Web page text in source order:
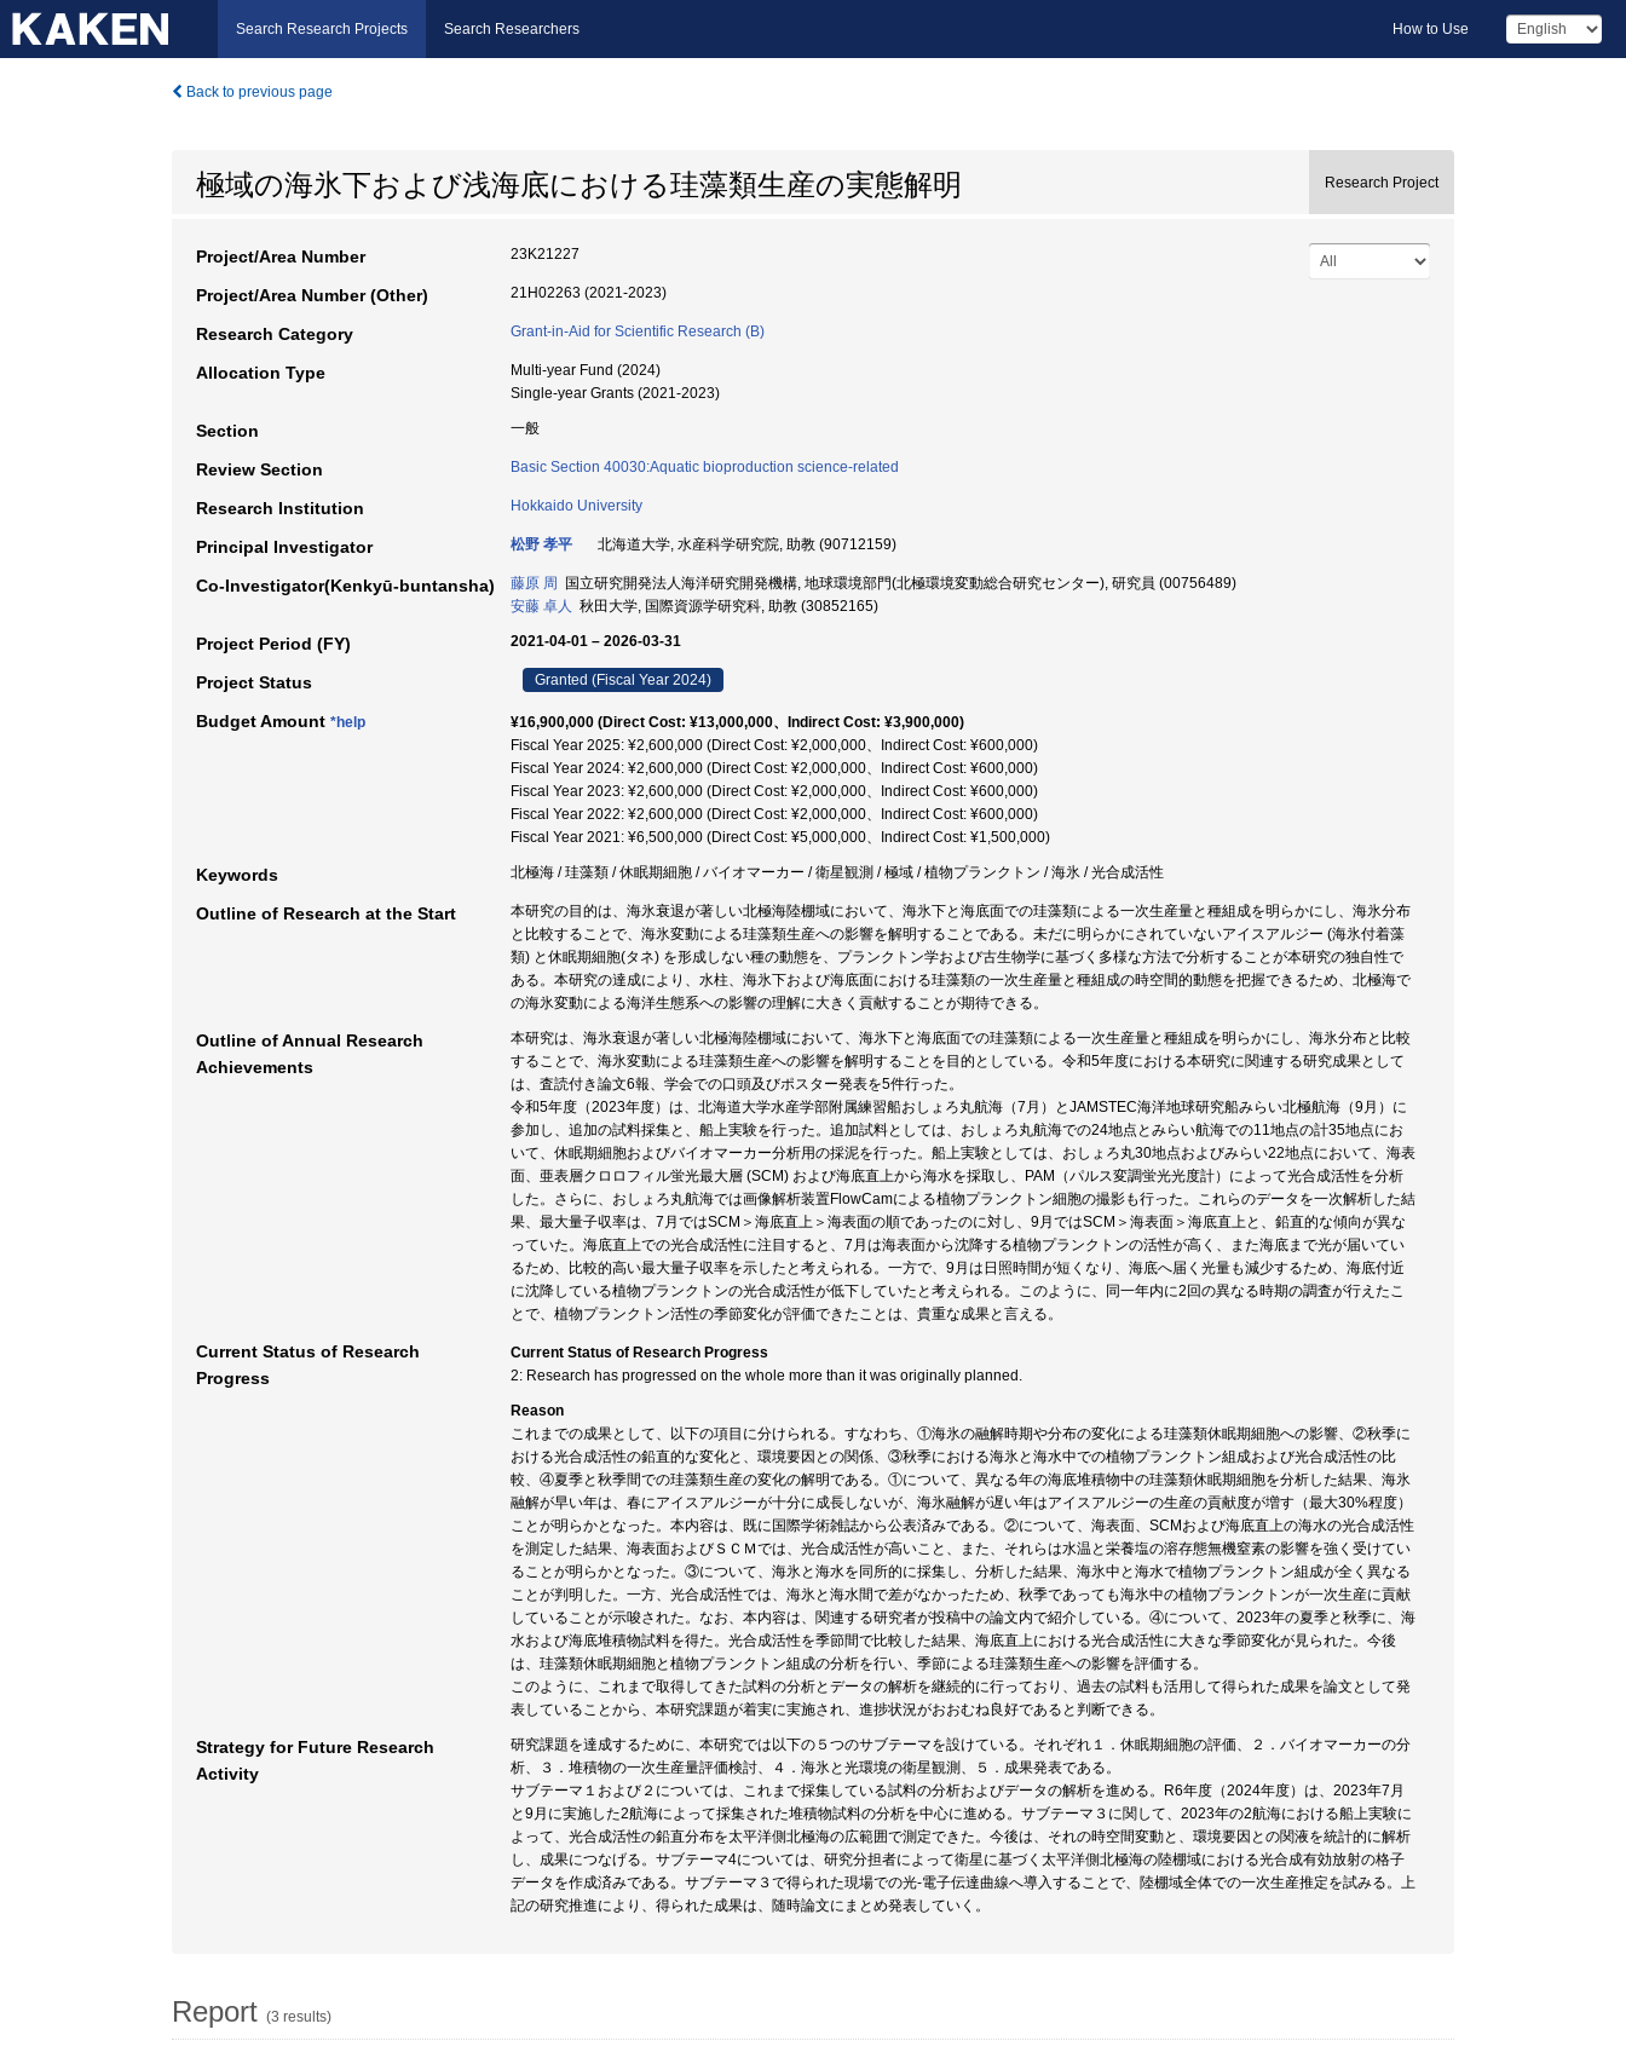
Search Research Projects Search Researchers How to Use
Back to previous page
極域の海氷下および浅海底における珪藻類生産の実態解明 Research Project
Project/Area Number 23K21227
Project/Area Number (Other) 21H02263 (2021-2023)
Research Category Grant-in-Aid for Scientific Research (B)
Allocation Type
Multi-year Fund (2024)
Single-year Grants (2021-2023)
Section 一般
Review Section Basic Section 40030:Aquatic bioproduction science-related
Research Institution Hokkaido University
Principal Investigator 松野 孝平 北海道大学, 水産科学研究院, 助教 (90712159)
Co-Investigator(Kenkyū-buntansha) 藤原 周
国立研究開発法人海洋研究開発機構, 地球環境部門(北極環境変動総合研究センター), 研究員 (00756489)
安藤 卓人 秋田大学, 国際資源学研究科, 助教 (30852165)
Project Period (FY) 2021-04-01 – 2026-03-31
Project Status Granted (Fiscal Year 2024)
Budget Amount *help
¥16,900,000 (Direct Cost: ¥13,000,000、Indirect Cost: ¥3,900,000)
Fiscal Year 2025: ¥2,600,000 (Direct Cost: ¥2,000,000、Indirect Cost: ¥600,000)
Fiscal Year 2024: ¥2,600,000 (Direct Cost: ¥2,000,000、Indirect Cost: ¥600,000)
Fiscal Year 2023: ¥2,600,000 (Direct Cost: ¥2,000,000、Indirect Cost: ¥600,000)
Fiscal Year 2022: ¥2,600,000 (Direct Cost: ¥2,000,000、Indirect Cost: ¥600,000)
Fiscal Year 2021: ¥6,500,000 (Direct Cost: ¥5,000,000、Indirect Cost: ¥1,500,000)
Keywords 北極海 / 珪藻類 / 休眠期細胞 / バイオマーカー / 衛星観測 / 極域 / 植物プランクトン / 海氷 / 光合成活性
Outline of Research at the Start
本研究の目的は、海氷衰退が著しい北極海陸棚域において、海氷下と海底面での珪藻類による一次生産量と種組成を明らかにし、海氷分布
と比較することで、海氷変動による珪藻類生産への影響を解明することである。未だに明らかにされていないアイスアルジー (海氷付着藻
類) と休眠期細胞(タネ) を形成しない種の動態を、プランクトン学および古生物学に基づく多様な方法で分析することが本研究の独自性で
ある。本研究の達成により、水柱、海氷下および海底面における珪藻類の一次生産量と種組成の時空間的動態を把握できるため、北極海で
の海氷変動による海洋生態系への影響の理解に大きく貢献することが期待できる。
Outline of Annual Research
Achievements
本研究は、海氷衰退が著しい北極海陸棚域において、海氷下と海底面での珪藻類による一次生産量と種組成を明らかにし、海氷分布と比較
することで、海氷変動による珪藻類生産への影響を解明することを目的としている。令和5年度における本研究に関連する研究成果として
は、査読付き論文6報、学会での口頭及びポスター発表を5件行った。
令和5年度（2023年度）は、北海道大学水産学部附属練習船おしょろ丸航海（7月）とJAMSTEC海洋地球研究船みらい北極航海（9月）に
参加し、追加の試料採集と、船上実験を行った。追加試料としては、おしょろ丸航海での24地点とみらい航海での11地点の計35地点にお
いて、休眠期細胞およびバイオマーカー分析用の採泥を行った。船上実験としては、おしょろ丸30地点およびみらい22地点において、海表
面、亜表層クロロフィル蛍光最大層 (SCM) および海底直上から海水を採取し、PAM（パルス変調蛍光光度計）によって光合成活性を分析
した。さらに、おしょろ丸航海では画像解析装置FlowCamによる植物プランクトン細胞の撮影も行った。これらのデータを一次解析した結
果、最大量子収率は、7月ではSCM＞海底直上＞海表面の順であったのに対し、9月ではSCM＞海表面＞海底直上と、鉛直的な傾向が異な
っていた。海底直上での光合成活性に注目すると、7月は海表面から沈降する植物プランクトンの活性が高く、また海底まで光が届いてい
るため、比較的高い最大量子収率を示したと考えられる。一方で、9月は日照時間が短くなり、海底へ届く光量も減少するため、海底付近
に沈降している植物プランクトンの光合成活性が低下していたと考えられる。このように、同一年内に2回の異なる時期の調査が行えたこ
とで、植物プランクトン活性の季節変化が評価できたことは、貴重な成果と言える。
Current Status of Research
Progress
Current Status of Research Progress
2: Research has progressed on the whole more than it was originally planned.
Reason
これまでの成果として、以下の項目に分けられる。すなわち、①海氷の融解時期や分布の変化による珪藻類休眠期細胞への影響、②秋季に
おける光合成活性の鉛直的な変化と、環境要因との関係、③秋季における海氷と海水中での植物プランクトン組成および光合成活性の比
較、④夏季と秋季間での珪藻類生産の変化の解明である。①について、異なる年の海底堆積物中の珪藻類休眠期細胞を分析した結果、海氷
融解が早い年は、春にアイスアルジーが十分に成長しないが、海氷融解が遅い年はアイスアルジーの生産の貢献度が増す（最大30%程度）
ことが明らかとなった。本内容は、既に国際学術雑誌から公表済みである。②について、海表面、SCMおよび海底直上の海水の光合成活性
を測定した結果、海表面およびＳＣＭでは、光合成活性が高いこと、また、それらは水温と栄養塩の溶存態無機窒素の影響を強く受けてい
ることが明らかとなった。③について、海氷と海水を同所的に採集し、分析した結果、海氷中と海水で植物プランクトン組成が全く異なる
ことが判明した。一方、光合成活性では、海氷と海水間で差がなかったため、秋季であっても海氷中の植物プランクトンが一次生産に貢献
していることが示唆された。なお、本内容は、関連する研究者が投稿中の論文内で紹介している。④について、2023年の夏季と秋季に、海
水および海底堆積物試料を得た。光合成活性を季節間で比較した結果、海底直上における光合成活性に大きな季節変化が見られた。今後
は、珪藻類休眠期細胞と植物プランクトン組成の分析を行い、季節による珪藻類生産への影響を評価する。
このように、これまで取得してきた試料の分析とデータの解析を継続的に行っており、過去の試料も活用して得られた成果を論文として発
表していることから、本研究課題が着実に実施され、進捗状況がおおむね良好であると判断できる。
Strategy for Future Research
Activity
研究課題を達成するために、本研究では以下の５つのサブテーマを設けている。それぞれ１．休眠期細胞の評価、２．バイオマーカーの分
析、３．堆積物の一次生産量評価検討、４．海氷と光環境の衛星観測、５．成果発表である。
サブテーマ１および２については、これまで採集している試料の分析およびデータの解析を進める。R6年度（2024年度）は、2023年7月
と9月に実施した2航海によって採集された堆積物試料の分析を中心に進める。サブテーマ３に関して、2023年の2航海における船上実験に
よって、光合成活性の鉛直分布を太平洋側北極海の広範囲で測定できた。今後は、それの時空間変動と、環境要因との関液を統計的に解析
し、成果につなげる。サブテーマ4については、研究分担者によって衛星に基づく太平洋側北極海の陸棚域における光合成有効放射の格子
データを作成済みである。サブテーマ３で得られた現場での光-電子伝達曲線へ導入することで、陸棚域全体での一次生産推定を試みる。上
記の研究推進により、得られた成果は、随時論文にまとめ発表していく。
Report (3 results)